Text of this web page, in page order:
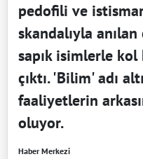
pedofili ve
skandalıyla
sapık isimlerle
çıktı. 'Bilim' adı
faaliyetlerin
oluyor.
Haber Merkezi